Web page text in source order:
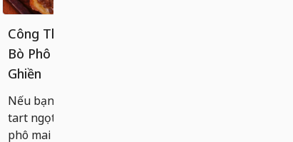
Công Thức Bánh Tart Khoai Tây
Bò Phô Mai Béo Ngậy, Ăn Là
Ghiền
Nếu bạn đã quá quen với các loại
tart ngọt, thì tart khoai tây nhân bò
phô mai chính là phiên bản nâng